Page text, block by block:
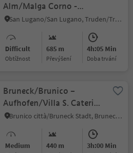
Alm/Malga Corno -
Truden/Trodena
San Lugano/San Lugano, Truden/Trodena
Difficult
Obtížnost
685 m
Převýšení
4h:05 Min
doba trvání
Bruneck/Brunico –
Aufhofen/Villa S. Caterina
– Amaten/Ameto
Brunico città/Bruneck Stadt, Bruneck/Brunico, Dolomites Region Kronplatz/Plan de Corones
Medium 440 m 3h:00 Min